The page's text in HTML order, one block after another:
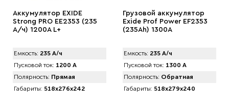
Аккумулятор EXIDE
Strong PRO EE2353 (235
А/ч) 1200A L+
Емкость: 235 А/ч
Пусковой ток: 1200 А
Полярность: Прямая
Габариты: 518x276x242
Грузовой аккумулятор
Exide Prof Power EF2353
(235Ah) 1300A
Емкость: 235 А/ч
Пусковой ток: 1300 А
Полярность: Обратная
Габариты: 518x279x240